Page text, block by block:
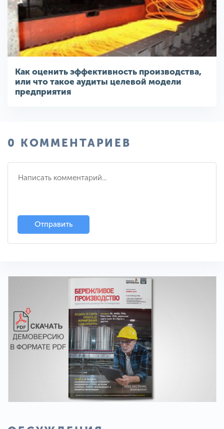
Как оценить эффективность производства,
или что такое аудиты целевой модели
предприятия
0 КОММЕНТАРИЕВ
Отправить